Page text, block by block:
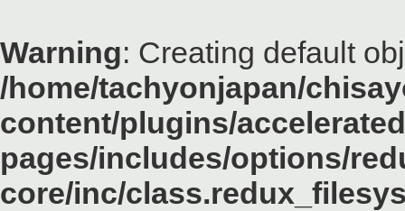
Warning: Creating default
/home/tachyonjapan/
content/plugins/
pages/includes/options/
core/inc/